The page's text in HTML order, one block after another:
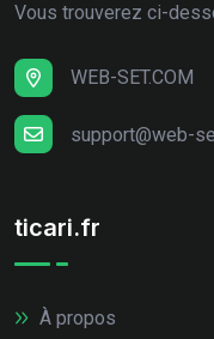
Vous trouverez ci-
WEB-SET.COM
support@web-
ticari.fr
À propos